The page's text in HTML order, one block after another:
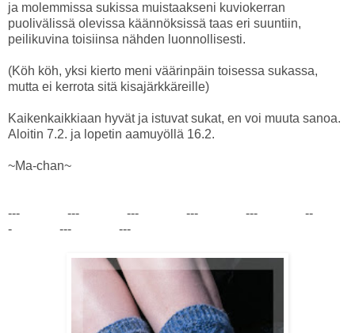
ja molemmissa sukissa muistaakseni kuviokerran
puolivälissä olevissa käännöksissä taas eri suuntiin,
peilikuvina toisiinsa nähden luonnollisesti.
(Köh köh, yksi kierto meni väärinpäin toisessa sukassa,
mutta ei kerrota sitä kisajärkkäreille)
Kaikenkaikkiaan hyvät ja istuvat sukat, en voi muuta sanoa.
Aloitin 7.2. ja lopetin aamuyöllä 16.2.
~Ma-chan~
--- --- --- --- --- --
- --- ---